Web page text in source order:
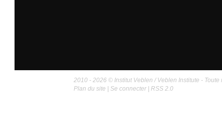
2010 - 2026 © Institut Veblen / Veblen Institute -
Plan du site |Se connecter | RSS 2.0